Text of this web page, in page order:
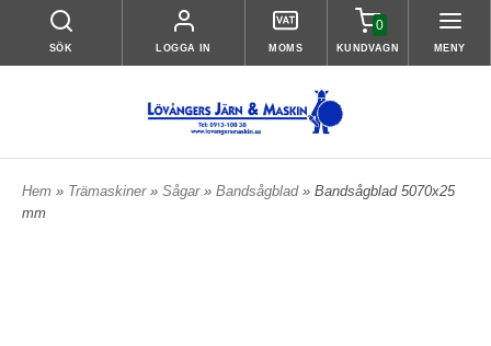
SÖK LOGGA IN MOMS
0
KUNDVAGN MENY
Hem » Trämaskiner » Sågar » Bandsågblad » Bandsågblad 5070x25
mm